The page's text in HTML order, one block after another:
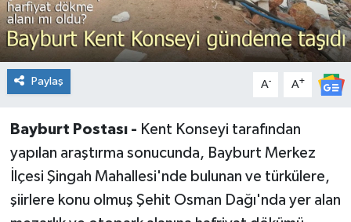
Paylaş A- A+
Bayburt Postası - Kent Konseyi tarafından
yapılan araştırma sonucunda, Bayburt Merkez
İlçesi Şingah Mahallesi'nde bulunan ve türkülere,
şiirlere konu olmuş Şehit Osman Dağı'nda yer alan